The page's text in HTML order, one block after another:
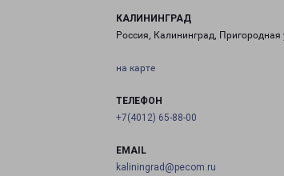
КАЛИНИНГРАД
Россия, Калининград, Пригородная
на карте
ТЕЛЕФОН
+7(4012) 65-88-00
EMAIL
kaliningrad@pecom.ru